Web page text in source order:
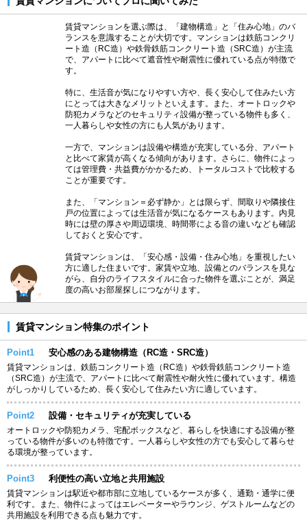
賃貸マンションを選ぶ際は、「建物構造」と「住み心地」のバ
ランスを意識することが大切です。マンションは鉄筋コンクリ
ート造（RC造）や鉄骨鉄筋コンクリート造（SRC造）が主流
で、アパートに比べて遮音性や耐震性に優れている点が特徴で
す。
特に、生活音が気になりやすい方や、長く安心して住みたい方
にとっては大きなメリットといえます。また、オートロックや
防犯カメラなどのセキュリティ設備が整っている物件も多く、
一人暮らしや女性の方にも人気があります。
一方で、マンションは設備や構造が充実している分、アパート
と比べて家賃が高くなる傾向があります。さらに、物件によっ
ては管理費・共益費がかかるため、トータルコストで比較する
ことが重要です。
また、「マンション＝必ず静か」とは限らず、間取りや隣接住
戸の位置によっては生活音が気になるケースもあります。内見
時には壁の厚さや周辺環境、時間帯による音の違いなども確認
しておくと安心です。
賃貸マンションは、「安心感・設備・住み心地」を重視したい
方に適した住まいです。家賃や立地、設備とのバランスを見な
がら、自分のライフスタイルに合った物件を選ぶことが、満足
度の高いお部屋探しにつながります。
賃貸マンション特集のポイント
Point1 安心感のある建物構造（RC造・SRC造）
賃貸マンションは、鉄筋コンクリート造（RC造）や鉄骨鉄筋コンクリート造
（SRC造）が主流で、アパートに比べて耐震性や耐火性に優れています。構造
がしっかりしているため、長く安心して住みたい方に適しています。
Point2 設備・セキュリティが充実している
オートロックや防犯カメラ、宅配ボックスなど、暮らしを快適にする設備が整
っている物件が多いのも特徴です。一人暮らしや女性の方でも安心して暮らせ
る環境が整っています。
Point3 利便性の高い立地と共用施設
賃貸マンションは駅近や都市部に立地しているケースが多く、通勤・通学に便
利です。また、物件によってはエレベーターやラウンジ、ゲストルームなどの
共用施設を利用できる点も魅力です。